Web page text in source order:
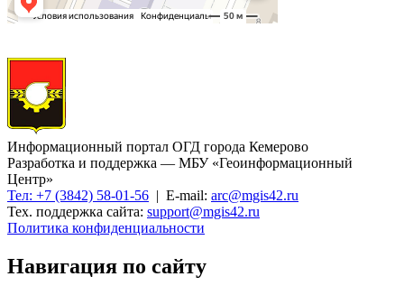
Информационный портал ОГД города Кемерово
Разработка и поддержка — МБУ «Геоинформационный
Центр»
Тел: +7 (3842) 58-01-56 | E-mail: arc@mgis42.ru
Тех. поддержка сайта: support@mgis42.ru
Политика конфиденциальности
Навигация по сайту